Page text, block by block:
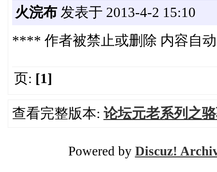
火浣布发表于 2013-4-2 15:10
**** 作者被禁止或删除 内容自
页: [1]
查看完整版本: 论坛元老系列之
Powered by Discuz!